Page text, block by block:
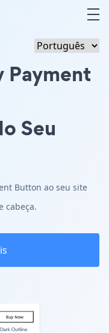
Payment
Seu
Button ao seu site
cabeça.